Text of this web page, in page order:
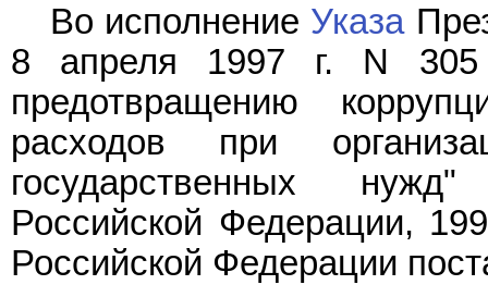
Во исполнение Указа
8 апреля 1997 г. N
предотвращению
расходов при
государственных
Российской Федерации,
Российской Федерации